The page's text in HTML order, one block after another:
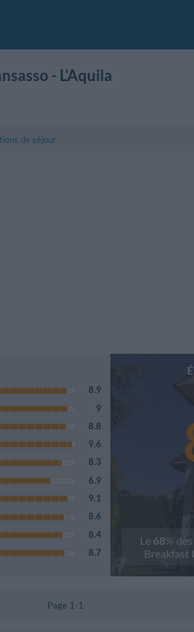
- L'Aquila
de séjour
8.9
9
8.8
9.6
8.3
6.9
9.1
8.6
8.4
8.7
Le 68%
Breakfast
Page 1-1